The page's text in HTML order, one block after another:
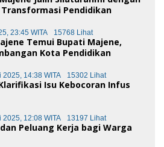
Transformasi Pendidikan
23:45 WITA 15768 Lihat
Temui Bupati Majene,
Kota Pendidikan
2025, 14:38 WITA 15302 Lihat
Isu Kebocoran Infus
2025, 12:08 WITA 13197 Lihat
Peluang Kerja bagi Warga